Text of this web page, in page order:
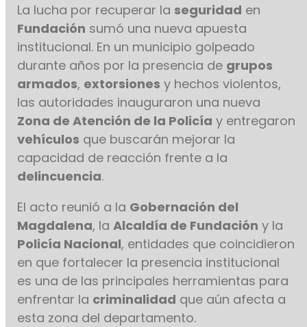
La lucha por recuperar la seguridad en
Fundación sumó una nueva apuesta
institucional. En un municipio golpeado
durante años por la presencia de grupos
armados, extorsiones y hechos violentos,
las autoridades inauguraron una nueva
Zona de Atención de la Policía y entregaron
vehículos que buscarán mejorar la
capacidad de reacción frente a la
delincuencia.
El acto reunió a la Gobernación del
Magdalena, laAlcaldía de Fundación y la
Policía Nacional, entidades que coincidieron
en que fortalecer la presencia institucional
es una de las principales herramientas para
enfrentar la criminalidad que aún afecta a
esta zona del departamento.